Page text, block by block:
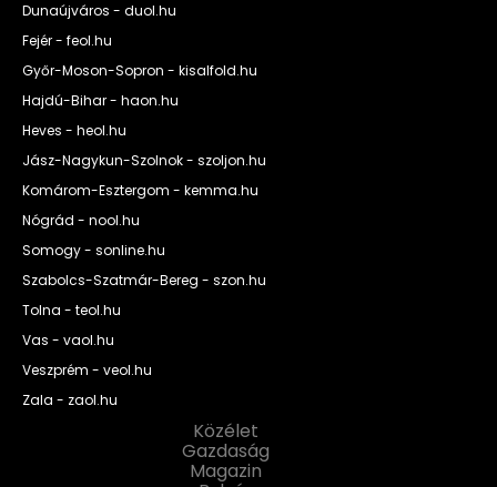
Dunaújváros - duol.hu
Fejér - feol.hu
Győr-Moson-Sopron - kisalfold.hu
Hajdú-Bihar - haon.hu
Heves - heol.hu
Jász-Nagykun-Szolnok - szoljon.hu
Komárom-Esztergom - kemma.hu
Nógrád - nool.hu
Somogy - sonline.hu
Szabolcs-Szatmár-Bereg - szon.hu
Tolna - teol.hu
Vas - vaol.hu
Veszprém - veol.hu
Zala - zaol.hu
Közélet
Gazdaság
Magazin